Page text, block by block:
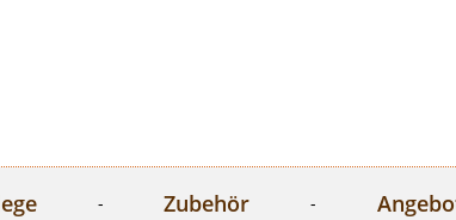
Zubehör